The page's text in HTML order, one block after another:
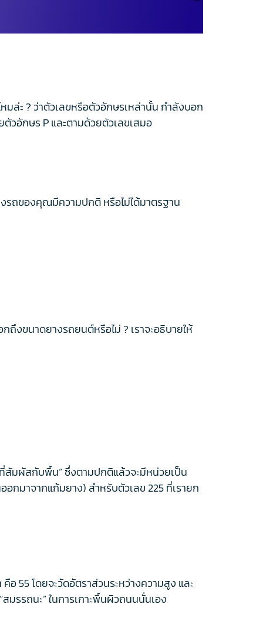
ล่ะ ? ว่าตัวเลขหรือตัวอักษรเหล่านั้น กำลังบอก
วอักษร P และตามด้วยตัวเลขเสมอ
รถของคุณมีความปกติ หรือไม่ได้มาตรฐาน
งขนาดยางรถยนต์หรือไม่ ? เราจะอธิบายให้
ที่สัมผัสกับพื้น” ซึ่งตามปกติแล้วจะมีหน่วยเป็น
มาจากแก้มยาง) สำหรับตัวเลข 225 ที่เรายก
55 โดยจะวัดอัตราส่วนระหว่างความสูง และ
รรถนะ” ในการเกาะพื้นผิวถนนนั่นเอง